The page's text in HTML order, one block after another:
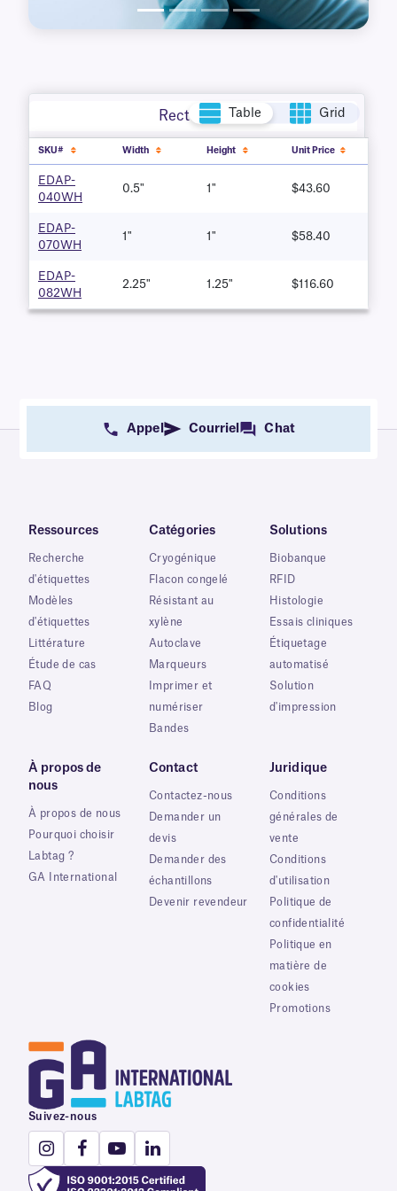
Rectangle Table Grid
SKU# Width Height Unit Price
EDAP-
040WH
0.5" 1" $43.60
EDAP-
070WH
1" 1" $58.40
EDAP-
082WH
2.25" 1.25" $116.60
Appel Courriel Chat
Ressources
Recherche
d'étiquettes
Modèles
d'étiquettes
Littérature
Étude de cas
FAQ
Blog
Catégories
Cryogénique
Flacon congelé
Résistant au
xylène
Autoclave
Marqueurs
Imprimer et
numériser
Bandes
Solutions
Biobanque
RFID
Histologie
Essais cliniques
Étiquetage
automatisé
Solution
d'impression
À propos de
nous
À propos de nous
Pourquoi choisir
Labtag ?
GA International
Contact
Contactez-nous
Demander un
devis
Demander des
échantillons
Devenir revendeur
Juridique
Conditions
générales de
vente
Conditions
d'utilisation
Politique de
confidentialité
Politique en
matière de
cookies
Promotions
Suivez-nous